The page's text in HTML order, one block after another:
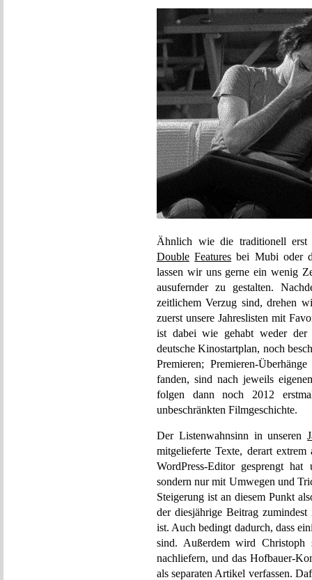
Ähnlich wie die traditionell erst
Double Features bei Mubi oder
lassen wir uns gerne ein wenig
ausufernder zu gestalten.
zeitlichem Verzug sind, drehen
zuerst unsere Jahreslisten mit
ist dabei wie gehabt weder der
deutsche Kinostartplan, noch
Premieren; Premieren-
fanden, sind nach jeweils
folgen dann noch 2012
unbeschränkten Filmgeschichte.
Der Listenwahnsinn in unseren
mitgelieferte Texte, derart extrem
WordPress-Editor gesprengt
sondern nur mit Umwegen und
Steigerung ist an diesem Punkt
der diesjährige Beitrag
ist. Auch bedingt dadurch, dass
sind. Außerdem wird Christoph
nachliefern, und das Hofbauer-
als separaten Artikel verfassen.